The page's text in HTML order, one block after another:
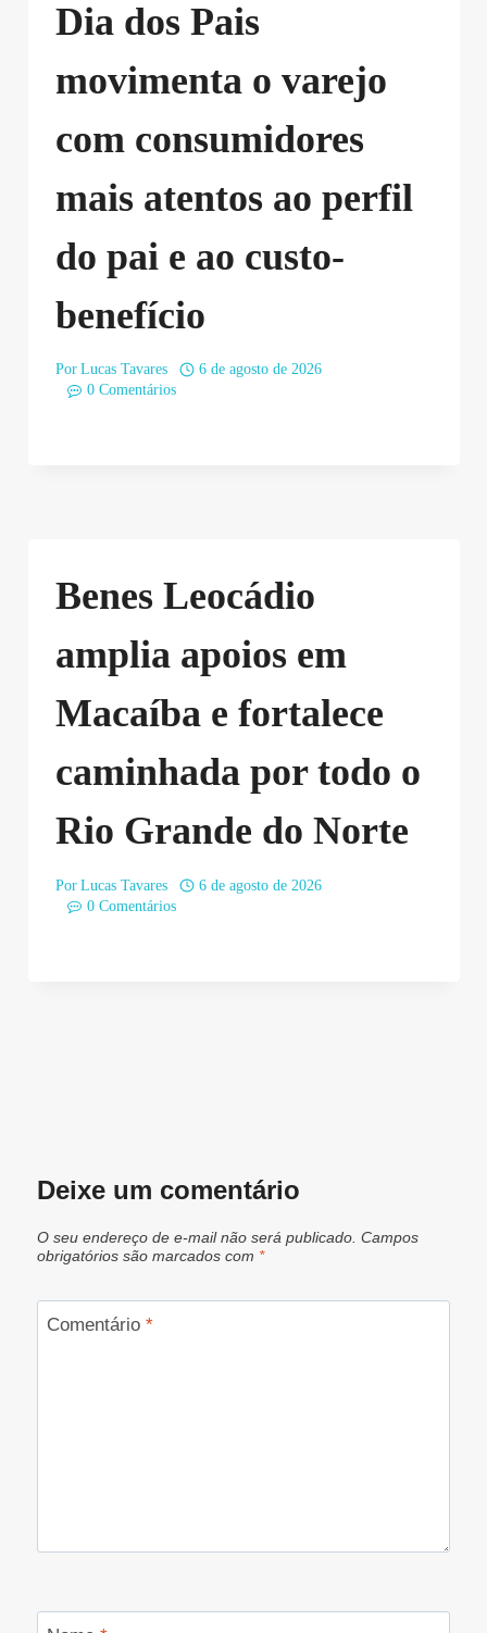
Dia dos Pais
movimenta o varejo
com consumidores
mais atentos ao perfil
do pai e ao custo-
benefício
Por Lucas Tavares
6 de agosto de 2026
0 Comentários
Benes Leocádio
amplia apoios em
Macaíba e fortalece
caminhada por todo o
Rio Grande do Norte
Por Lucas Tavares
6 de agosto de 2026
0 Comentários
Deixe um comentário
O seu endereço de e-mail não será publicado. Campos
obrigatórios são marcados com *
Comentário *